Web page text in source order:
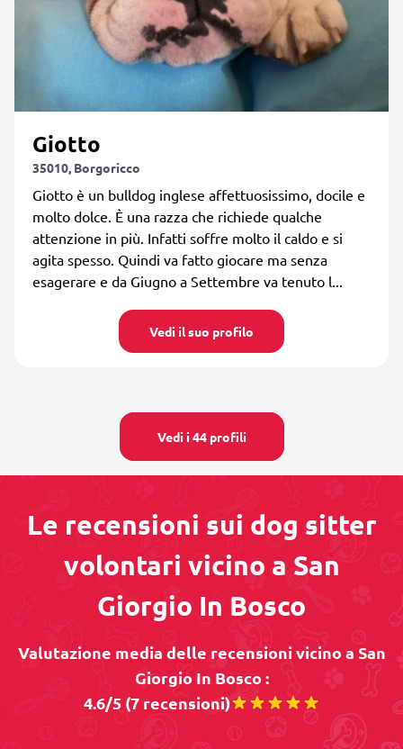
Giotto
35010, Borgoricco
Giotto è un bulldog inglese affettuosissimo, docile e
molto dolce. È una razza che richiede qualche
attenzione in più. Infatti soffre molto il caldo e si
agita spesso. Quindi va fatto giocare ma senza
esagerare e da Giugno a Settembre va tenuto l...
Vedi il suo profilo
Vedi i 44 profili
Le recensioni sui dog sitter
volontari vicino a San
Giorgio In Bosco
Valutazione media delle recensioni vicino a San
Giorgio In Bosco :
4.6/5 (7 recensioni)